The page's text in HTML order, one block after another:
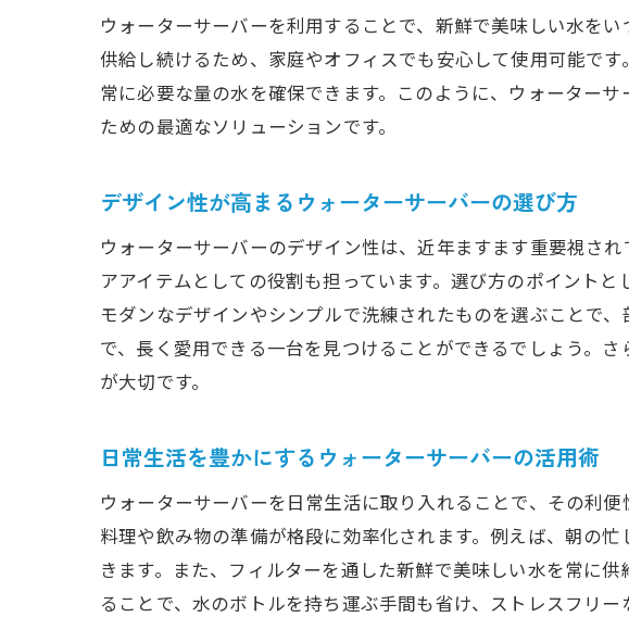
環境に優しい
ウォーターサーバ
デザイン性が
ウォーターサ
カラーや素材
ウォーターサーバ
瞬時にお湯と
料理を効率化
省エネ設計がもた
ウォーターサ
エネルギー効
将来を見据え
ウォーターサーバーを利用することで、新鮮で美味しい水を
供給し続けるため、家庭やオフィスでも安心して使用可能で
常に必要な量の水を確保できます。このように、ウォーター
ための最適なソリューションです。
デザイン性が高まるウォーターサーバーの選び方
ウォーターサーバーのデザイン性は、近年ますます重要視さ
アアイテムとしての役割も担っています。選び方のポイント
モダンなデザインやシンプルで洗練されたものを選ぶことで
で、長く愛用できる一台を見つけることができるでしょう。
が大切です。
日常生活を豊かにするウォーターサーバーの活用術
ウォーターサーバーを日常生活に取り入れることで、その利
料理や飲み物の準備が格段に効率化されます。例えば、朝の
きます。また、フィルターを通した新鮮で美味しい水を常に
ることで、水のボトルを持ち運ぶ手間も省け、ストレスフリ